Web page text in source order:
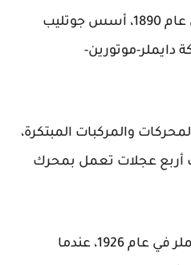
في نفس الوقت تقريبًا، في عام 1890، أسس جوتليب
دايملر-موتورين-
والمركبات المبتكرة،
أربع عجلات تعمل بمحرك
تقاطعت مسارات بنز ودايملر في عام 1926، عندما